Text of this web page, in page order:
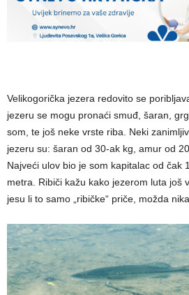
Velikogorička jezera redovito se
jezeru se mogu pronaći smuđ, šaran,
som, te još neke vrste riba. Neki
jezeru su: šaran od 30-ak kg, amur od
Najveći ulov bio je som kapitalac od čak
metra. Ribiči kažu kako jezerom luta još
jesu li to samo „ribičke“ priče, možda